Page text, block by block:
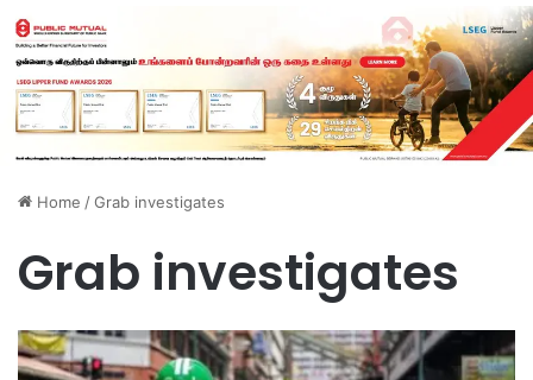
Home /Grab investigates
Grab investigates